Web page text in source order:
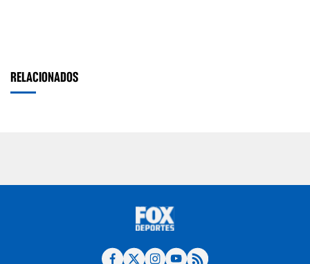
RELACIONADOS